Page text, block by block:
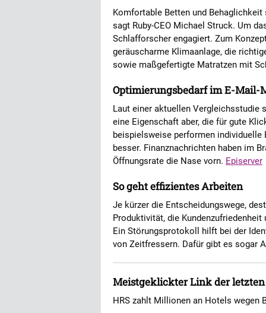
Komfortable Betten und
sagt Ruby-CEO Michael Struck. Um
Schlafforscher engagiert. Zum
geräuscharme Klimaanlage, die
sowie maßgefertigte Matratzen mit
Optimierungsbedarf im E-Mail-
Laut einer aktuellen Vergleichsstudie
eine Eigenschaft aber, die für gute
beispielsweise performen individuelle
besser. Finanznachrichten haben im
Öffnungsrate die Nase vorn. Episerver
So geht effizientes Arbeiten
Je kürzer die Entscheidungswege,
Produktivität, die
Ein Störungsprotokoll hilft bei der
von Zeitfressern. Dafür gibt es sogar
Meistgeklickter Link der letzten
HRS zahlt Millionen an Hotels wegen